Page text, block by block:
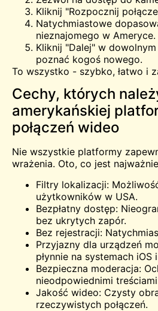
Kliknij "Rozpocznij
Natychmiastowe
nieznajomego w Ameryce.
Kliknij "Dalej" w
poznać kogoś nowego.
To wszystko - szybko, łatwo i
Cechy, których
amerykańskiej
połączeń wideo
Nie wszystkie platformy
wrażenia. Oto, co jest
Filtry lokalizacji:
użytkowników w USA.
Bezpłatny dostęp:
bez ukrytych zapór.
Bez rejestracji:
Przyjazny dla urządzeń
płynnie na systemach iOS
Bezpieczna moderacja:
nieodpowiednimi
Jakość wideo: Czysty
rzeczywistych połączeń.